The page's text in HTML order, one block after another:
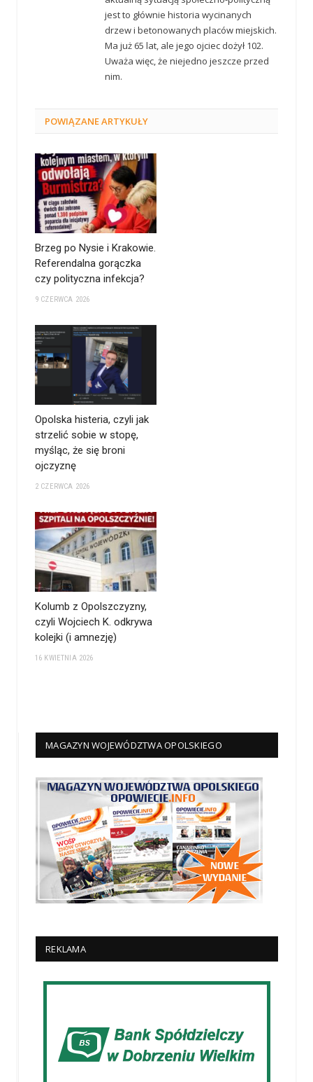
jest to głównie historia wycinanych
drzew i betonowanych placów miejskich.
Ma już 65 lat, ale jego ojciec dożył 102.
Uważa więc, że niejedno jeszcze przed
nim.
POWIĄZANEARTYKUŁY
Brzeg po Nysie i Krakowie.
Referendalna gorączka
czy polityczna infekcja?
9 CZERWCA 2026
Opolska histeria, czyli jak
strzelić sobie w stopę,
myśląc, że się broni
ojczyznę
2 CZERWCA 2026
Kolumb z Opolszczyzny,
czyli Wojciech K. odkrywa
kolejki (i amnezję)
16 KWIETNIA 2026
MAGAZYN WOJEWÓDZTWA OPOLSKIEGO
REKLAMA